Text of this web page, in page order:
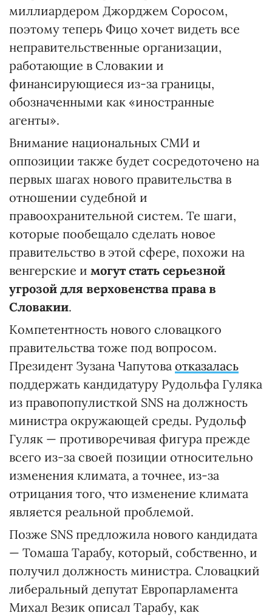
миллиардером Джорджем Соросом,
поэтому теперь Фицо хочет видеть все
неправительственные организации,
работающие в Словакии и
финансирующиеся из-за границы,
обозначенными как «иностранные
агенты».
Внимание национальных СМИ и
оппозиции также будет сосредоточено на
первых шагах нового правительства в
отношении судебной и
правоохранительной систем. Те шаги,
которые пообещало сделать новое
правительство в этой сфере, похожи на
венгерские и могут стать серьезной
угрозой для верховенства права в
Словакии.
Компетентность нового словацкого
правительства тоже под вопросом.
Президент Зузана Чапутова отказалась
поддержать кандидатуру Рудольфа Гуляка
из правопопулисткой SNS на должность
министра окружающей среды. Рудольф
Гуляк — противоречивая фигура прежде
всего из-за своей позиции относительно
изменения климата, а точнее, из-за
отрицания того, что изменение климата
является реальной проблемой.
Позже SNS предложила нового кандидата
— Томаша Тарабу, который, собственно, и
получил должность министра. Словацкий
либеральный депутат Европарламента
Михал Везик описал Тарабу, как